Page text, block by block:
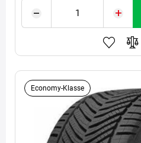
Economy-Klasse